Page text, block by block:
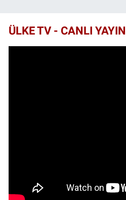
ÜLKE TV - CANLI YAYIN